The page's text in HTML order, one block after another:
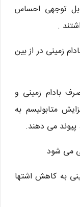
توجهی احساس
.
زمینی در از بین
بادام زمینی و
متابولیسم به
پیوند می دهند.
می شود
به کاهش اشتها